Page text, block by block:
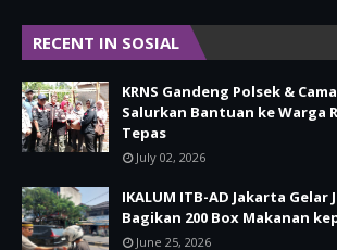
RECENT IN SOSIAL
KRNS Gandeng Polsek &
Salurkan Bantuan ke Warga
Tepas
July 02, 2026
IKALUM ITB-AD Jakarta Gelar
Bagikan 200 Box Makanan
June 25, 2026